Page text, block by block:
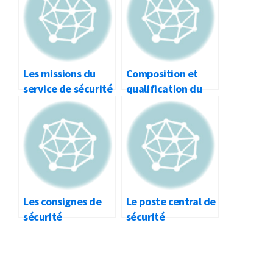
Avant de parler, réfléchissez au message que vous
voulez transmettre pour éviter les longues
hésitations. Avant de débuter vos phrases, pensez
à appuyer sur le bouton de déclenchement du
talkie
En cas de message long, aménagez des pauses
pour :
Que votre interlocuteur puisse, le cas
échéant, vous faire répéter ;
Qu’un tiers puisse passer un message urgent
Les missions du
service de sécurité
Composition et
qualification du
service de sécurité
Les consignes de
sécurité
Le poste central de
sécurité